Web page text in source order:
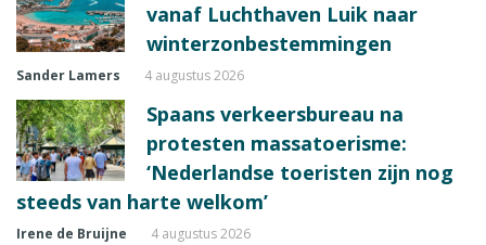
vanaf Luchthaven Luik naar
winterzonbestemmingen
Sander Lamers 4 augustus 2026
Spaans verkeersbureau na
protesten massatoerisme:
‘Nederlandse toeristen zijn nog
steeds van harte welkom’
Irene de Bruijne 4 augustus 2026